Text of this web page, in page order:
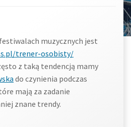
muzycznych jest
trener-osobisty/
z taką tendencją mamy
do czynienia podczas
mają za zadanie
znane trendy.